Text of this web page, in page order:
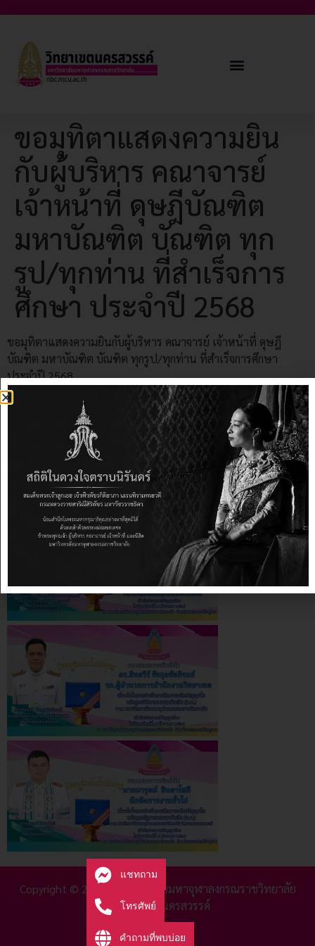
ขอมุทิตาแสดงความยิน
กับผู้บริหาร คณาจารย์
เจ้าหน้าที่ ดุษฎีบัณฑิต
มหาบัณฑิต บัณฑิต ทุก
รูป/ทุกท่าน ที่สำเร็จการ
ศึกษา ประจำปี 2568
ขอมุทิตาแสดงความยินกับผู้บริหาร คณาจารย์ เจ้าหน้าที่ ดุษฎี
บัณฑิต มหาบัณฑิต บัณฑิต ทุกรูป/ทุกท่าน ที่สำเร็จการศึกษา
ประจำปี 2568
Copyright © 2025 มหาวิทยาลัยมหาจุฬาลงกรณราชวิทยาลัย
วิทยาลัยเขตนครสวรรค์
แชทถาม
โทรศัพย์
คำถามที่พบบ่อย